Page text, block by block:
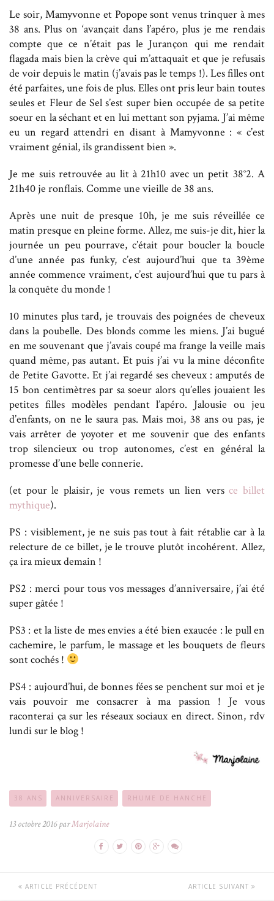
Le soir, Mamyvonne et Popope sont venus trinquer à mes
38 ans. Plus on ‘avançait dans l’apéro, plus je me rendais
compte que ce n’était pas le Jurançon qui me rendait
flagada mais bien la crève qui m’attaquait et que je refusais
de voir depuis le matin (j’avais pas le temps !). Les filles ont
été parfaites, une fois de plus. Elles ont pris leur bain toutes
seules et Fleur de Sel s’est super bien occupée de sa petite
soeur en la séchant et en lui mettant son pyjama. J’ai même
eu un regard attendri en disant à Mamyvonne : « c’est
vraiment génial, ils grandissent bien ».
Je me suis retrouvée au lit à 21h10 avec un petit 38°2. A
21h40 je ronflais. Comme une vieille de 38 ans.
Après une nuit de presque 10h, je me suis réveillée ce
matin presque en pleine forme. Allez, me suis-je dit, hier la
journée un peu pourrave, c’était pour boucler la boucle
d’une année pas funky, c’est aujourd’hui que ta 39ème
année commence vraiment, c’est aujourd’hui que tu pars à
la conquête du monde !
10 minutes plus tard, je trouvais des poignées de cheveux
dans la poubelle. Des blonds comme les miens. J’ai bugué
en me souvenant que j’avais coupé ma frange la veille mais
quand même, pas autant. Et puis j’ai vu la mine déconfite
de Petite Gavotte. Et j’ai regardé ses cheveux : amputés de
15 bon centimètres par sa soeur alors qu’elles jouaient les
petites filles modèles pendant l’apéro. Jalousie ou jeu
d’enfants, on ne le saura pas. Mais moi, 38 ans ou pas, je
vais arrêter de yoyoter et me souvenir que des enfants
trop silencieux ou trop autonomes, c’est en général la
promesse d’une belle connerie.
(et pour le plaisir, je vous remets un lien versce billet
mythique).
PS : visiblement, je ne suis pas tout à fait rétablie car à la
relecture de ce billet, je le trouve plutôt incohérent. Allez,
ça ira mieux demain !
PS2 : merci pour tous vos messages d’anniversaire, j’ai été
super gâtée !
PS3 : et la liste de mes envies a été bien exaucée : le pull en
cachemire, le parfum, le massage et les bouquets de fleurs
sont cochés !
PS4 : aujourd’hui, de bonnes fées se penchent sur moi et je
vais pouvoir me consacrer à ma passion ! Je vous
raconterai ça sur les réseaux sociaux en direct. Sinon, rdv
lundi sur le blog !
38 ANS ANNIVERSAIRE RHUME DE HANCHE
13 octobre 2016 parMarjolaine
ARTICLE PRÉCÉDENT ARTICLE SUIVANT